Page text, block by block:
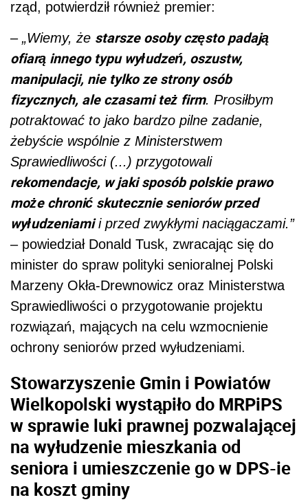
rząd, potwierdził również premier:
– „Wiemy, że starsze osoby często padają
ofiarą innego typu wyłudzeń, oszustw,
manipulacji, nie tylko ze strony osób
fizycznych, ale czasami też firm. Prosiłbym
potraktować to jako bardzo pilne zadanie,
żebyście wspólnie z Ministerstwem
Sprawiedliwości (...) przygotowali
rekomendacje, w jaki sposób polskie prawo
może chronić skutecznie seniorów przed
wyłudzeniamii przed zwykłymi naciągaczami.”
– powiedział Donald Tusk, zwracając się do
minister do spraw polityki senioralnej Polski
Marzeny Okła-Drewnowicz oraz Ministerstwa
Sprawiedliwości o przygotowanie projektu
rozwiązań, mających na celu wzmocnienie
ochrony seniorów przed wyłudzeniami.
Stowarzyszenie Gmin i Powiatów
Wielkopolski wystąpiło do MRPiPS
w sprawie luki prawnej pozwalającej
na wyłudzenie mieszkania od
seniora i umieszczenie go w DPS-ie
na koszt gminy